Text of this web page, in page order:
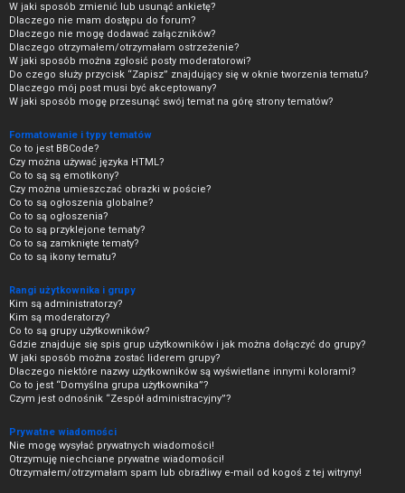
W jaki sposób zmienić lub usunąć ankietę?
Dlaczego nie mam dostępu do forum?
Dlaczego nie mogę dodawać załączników?
Dlaczego otrzymałem/otrzymałam ostrzeżenie?
W jaki sposób można zgłosić posty moderatorowi?
Do czego służy przycisk “Zapisz” znajdujący się w oknie tworzenia tematu?
Dlaczego mój post musi być akceptowany?
W jaki sposób mogę przesunąć swój temat na górę strony tematów?
Formatowanie i typy tematów
Co to jest BBCode?
Czy można używać języka HTML?
Co to są są emotikony?
Czy można umieszczać obrazki w poście?
Co to są ogłoszenia globalne?
Co to są ogłoszenia?
Co to są przyklejone tematy?
Co to są zamknięte tematy?
Co to są ikony tematu?
Rangi użytkownika i grupy
Kim są administratorzy?
Kim są moderatorzy?
Co to są grupy użytkowników?
Gdzie znajduje się spis grup użytkowników i jak można dołączyć do grupy?
W jaki sposób można zostać liderem grupy?
Dlaczego niektóre nazwy użytkowników są wyświetlane innymi kolorami?
Co to jest “Domyślna grupa użytkownika”?
Czym jest odnośnik “Zespół administracyjny”?
Prywatne wiadomości
Nie mogę wysyłać prywatnych wiadomości!
Otrzymuję niechciane prywatne wiadomości!
Otrzymałem/otrzymałam spam lub obraźliwy e-mail od kogoś z tej witryny!